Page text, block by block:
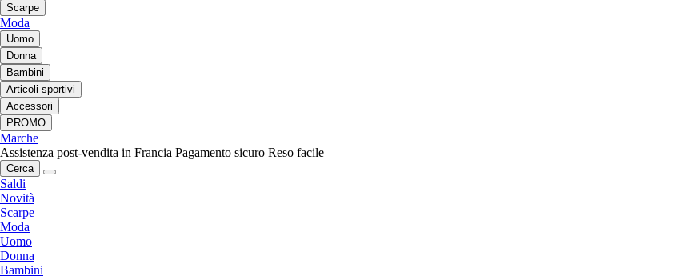
Scarpe
Moda
Uomo
Donna
Bambini
Articoli sportivi
Accessori
PROMO
Marche
Assistenza post-vendita in Francia Pagamento sicuro Reso facile
Cerca
Saldi
Novità
Scarpe
Moda
Uomo
Donna
Bambini